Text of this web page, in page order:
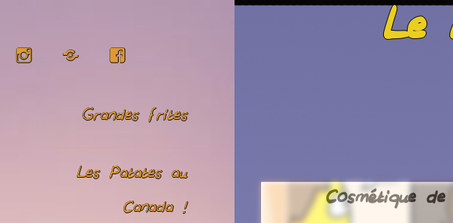
Instagram Facebook
Grandes frites
Les Patates au
Canada !
Le
Cosmétique